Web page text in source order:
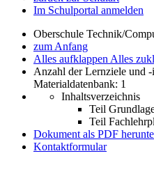
Im Schulportal anmelden
Oberschule Technik/
zum Anfang
Alles aufklappen Alles
Anzahl der Lernziele und
Materialdatenbank: 1
Inhaltsverzeichnis
Teil
Teil
Dokument als PDF
Kontaktformular